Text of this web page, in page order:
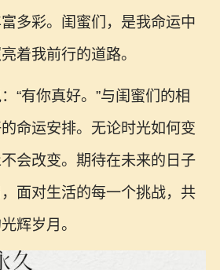
多彩。闺蜜们，是我命运中
着我前行的道路。
“有你真好。”与闺蜜们的相
命运安排。无论时光如何变
会改变。期待在未来的日子
面对生活的每一个挑战，共
辉岁月。